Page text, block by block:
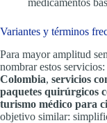
Variantes y términos
Para mayor amplitud
nombrar estos servicios:
Colombia, servicios
paquetes quirúrgicos
turismo médico para
objetivo similar: